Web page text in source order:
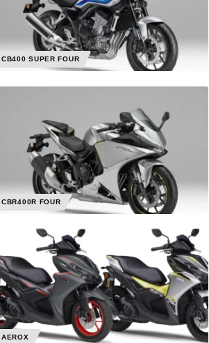
CB400 SUPER FOUR
CBR400R FOUR
AEROX